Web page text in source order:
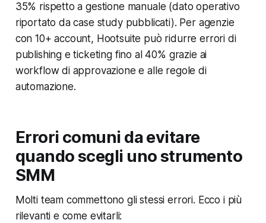
35% rispetto a gestione manuale (dato operativo
riportato da case study pubblicati). Per agenzie
con 10+ account, Hootsuite può ridurre errori di
publishing e ticketing fino al 40% grazie ai
workflow di approvazione e alle regole di
automazione.
Errori comuni da evitare
quando scegli uno strumento
SMM
Molti team commettono gli stessi errori. Ecco i più
rilevanti e come evitarli: